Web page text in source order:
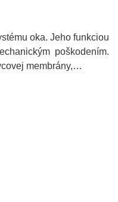
oka. Jeho funkciou
poškodením.
membrány,…